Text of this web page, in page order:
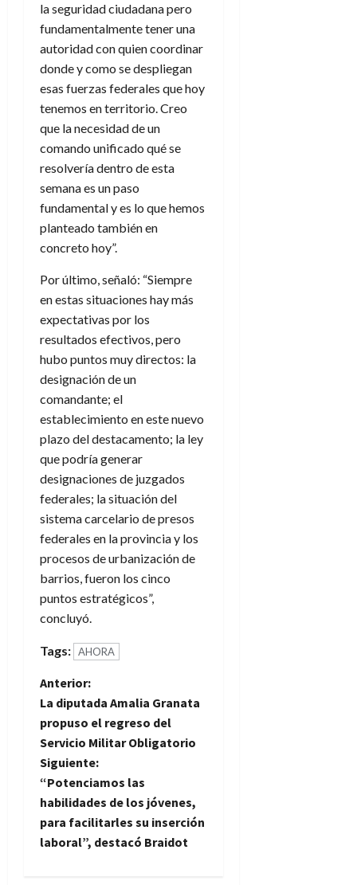
la seguridad ciudadana pero
fundamentalmente tener una
autoridad con quien coordinar
donde y como se despliegan
esas fuerzas federales que hoy
tenemos en territorio. Creo
que la necesidad de un
comando unificado qué se
resolvería dentro de esta
semana es un paso
fundamental y es lo que hemos
planteado también en
concreto hoy”.
Por último, señaló: “Siempre
en estas situaciones hay más
expectativas por los
resultados efectivos, pero
hubo puntos muy directos: la
designación de un
comandante; el
establecimiento en este nuevo
plazo del destacamento; la ley
que podría generar
designaciones de juzgados
federales; la situación del
sistema carcelario de presos
federales en la provincia y los
procesos de urbanización de
barrios, fueron los cinco
puntos estratégicos”,
concluyó.
Tags: AHORA
N
a
v
e
g
a
Anterior:
La diputada Amalia Granata
propuso el regreso del
Servicio Militar Obligatorio
Siguiente:
“Potenciamos las
habilidades de los jóvenes,
para facilitarles su inserción
laboral”, destacó Braidot